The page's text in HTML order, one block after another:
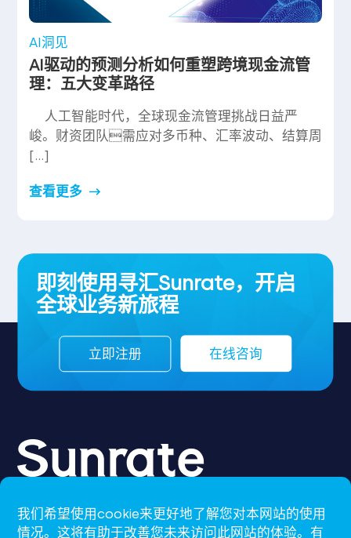
AI洞见
AI驱动的预测分析如何重塑跨境现金流管
理：五大变革路径
人工智能时代，全球现金流管理挑战日益严
峻。财资团队需应对多币种、汇率波动、结算周
[…]
查看更多
即刻使用寻汇Sunrate，开启
全球业务新旅程
立即注册 在线咨询
CN-S
我们希望使用cookie来更好地了解您对本网站的使用
情况。这将有助于改善您未来访问此网站的体验。有